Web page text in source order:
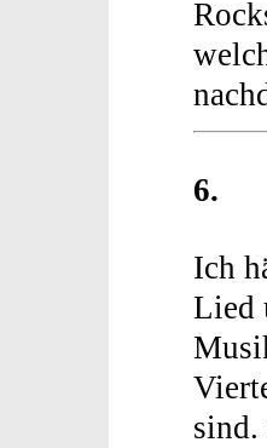
Ich
Lied
sind.